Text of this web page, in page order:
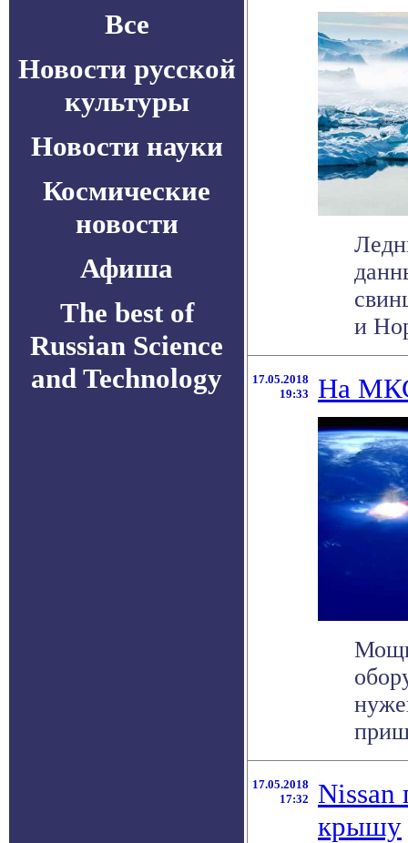
Все
Новости русской
культуры
Новости науки
Космические
новости
Афиша
The best of
Russian Science
and Technology
и
17.05.2018
19:33
На МКС
17.05.2018
17:32
Nissan
крышу